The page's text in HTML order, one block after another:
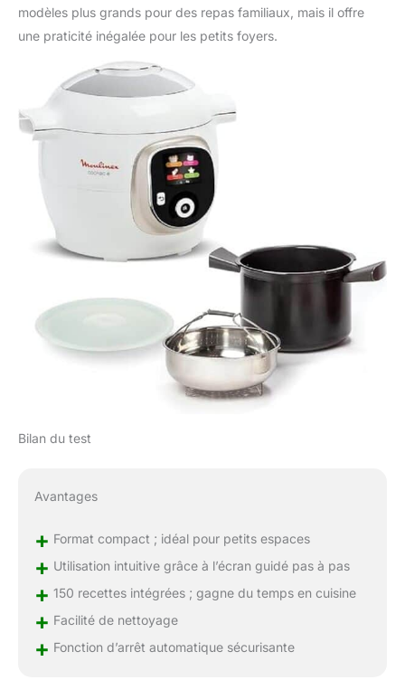
Une cuve Cookeo
additionnelle, simple et
pratique, elle vous aide
vos plats quotidiens
les modèles de
multicuiseurs Cookeo
Cuve de 6L : une
grande capacité
permettant de cuisiner
des plats pour 6
personnes
modèles plus grands pour des repas familiaux, mais il offre
une praticité inégalée pour les petits foyers.
Bilan du test
Avantages
+ Format compact ; idéal pour petits espaces
+ Utilisation intuitive grâce à l’écran guidé pas à pas
+ 150 recettes intégrées ; gagne du temps en cuisine
+ Facilité de nettoyage
+ Fonction d’arrêt automatique sécurisante